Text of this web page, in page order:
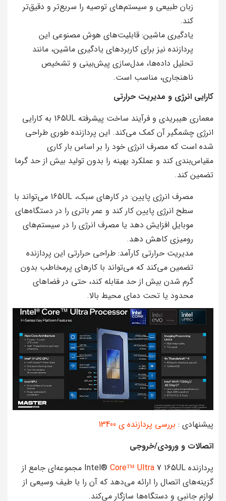
زبان طبیعی و سیستم‌های توصیه را سریع‌تر و دقیق‌تر
کند.
یادگیری ماشین: قابلیت‌های هوش مصنوعی این
پردازنده نیز برای کاربردهای یادگیری ماشین، مانند
تحلیل داده‌ها، مدل‌سازی پیش‌بینی و تشخیص
ناهنجاری، مناسب است.
کارایی انرژی و مدیریت حرارتی
معماری هیبریدی و فرآیند ساخت پیشرفته 165UL به کارایی
انرژی چشمگیر آن کمک می‌کند. این پردازنده طوری طراحی
شده است که مصرف انرژی خود را بر اساس بار کاری
مقیاس‌بندی کند و عملکرد بهینه را بدون تولید بیش از حد گرما
تضمین کند.
مصرف انرژی پایین: در کارهای سبک، 165UL می‌تواند با
سطح انرژی پایین کار کند و عمر باتری را در دستگاه‌های
موبایل افزایش دهد یا مصرف انرژی را در سیستم‌های
رومیزی کاهش دهد.
مدیریت حرارتی کارآمد: طراحی حرارتی این پردازنده
تضمین می‌کند که می‌تواند با کارهای پرمخاطب بدون
گرم شدن بیش از حد مقابله کند، حتی در فضاهای
محدود یا تحت دمای محیط بالا.
پیشنهادی : بررسی پردازنده ی 13400
اتصالات و ورودی/خروجی
پردازنده Intel®
Core™ Ultra
7 165UL مجموعه‌ای جامع از
گزینه‌های اتصال را ارائه می‌دهد که آن را با طیف وسیعی از
لوازم جانبی و دستگاه‌ها سازگار می‌کند.